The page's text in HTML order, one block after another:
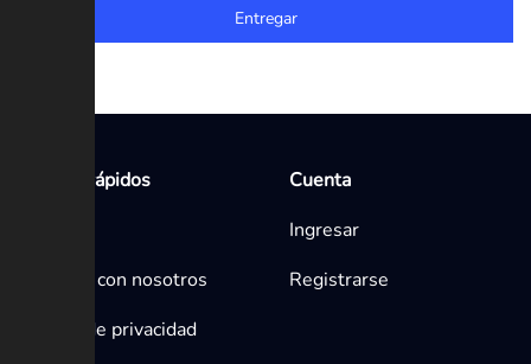
Entregar
Enlaces rápidos
Contacta con nosotros
Política de privacidad
Cuenta
Ingresar
Registrarse